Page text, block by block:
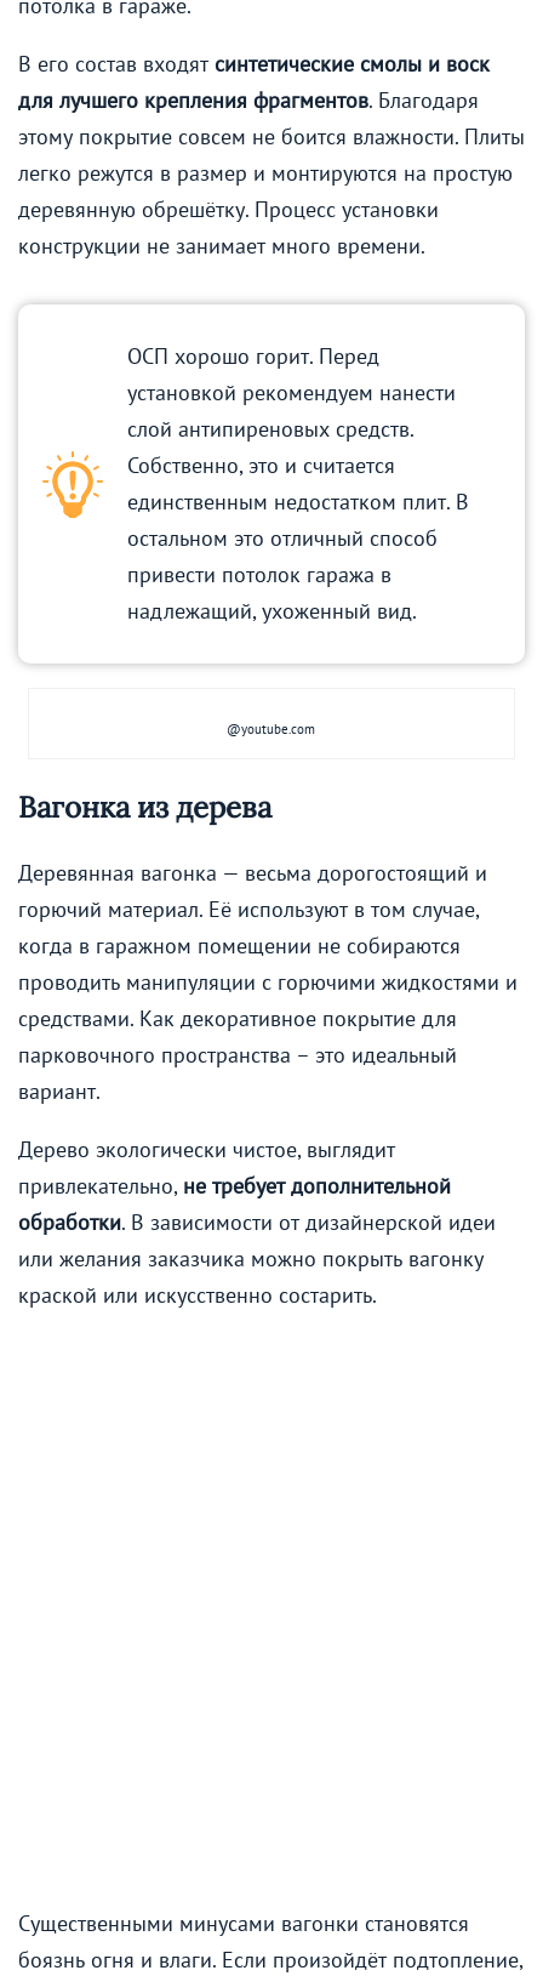
В его состав входят синтетические смолы и воск
для лучшего крепления фрагментов. Благодаря
этому покрытие совсем не боится влажности. Плиты
легко режутся в размер и монтируются на простую
деревянную обрешётку. Процесс установки
конструкции не занимает много времени.
ОСП хорошо горит. Перед
установкой рекомендуем нанести
слой антипиреновых средств.
Собственно, это и считается
единственным недостатком плит. В
остальном это отличный способ
привести потолок гаража в
надлежащий, ухоженный вид.
@youtube.com
Вагонка из дерева
Деревянная вагонка — весьма дорогостоящий и
горючий материал. Её используют в том случае,
когда в гаражном помещении не собираются
проводить манипуляции с горючими жидкостями и
средствами. Как декоративное покрытие для
парковочного пространства – это идеальный
вариант.
Дерево экологически чистое, выглядит
привлекательно, не требует дополнительной
обработки. В зависимости от дизайнерской идеи
или желания заказчика можно покрыть вагонку
краской или искусственно состарить.
Существенными минусами вагонки становятся
боязнь огня и влаги. Если произойдёт подтопление,